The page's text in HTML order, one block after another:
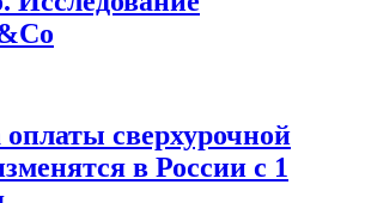
сверхурочной
в России с 1